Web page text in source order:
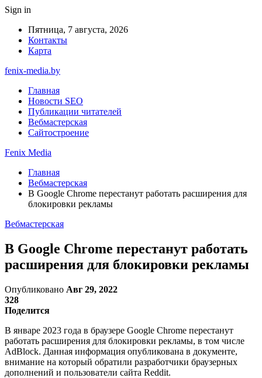
Sign in
Пятница, 7 августа, 2026
Контакты
Карта
fenix-media.by
Главная
Новости SEO
Публикации читателей
Вебмастерская
Сайтостроение
Fenix Media
Главная
Вебмастерская
В Google Chrome перестанут работать расширения для
блокировки рекламы
Вебмастерская
В Google Chrome перестанут работать
расширения для блокировки рекламы
Опубликовано Авг 29, 2022
328
Поделится
В январе 2023 года в браузере Google Chrome перестанут
работать расширения для блокировки рекламы, в том числе
AdBlock. Данная информация опубликована в документе,
внимание на который обратили разработчики браузерных
дополнений и пользователи сайта Reddit.